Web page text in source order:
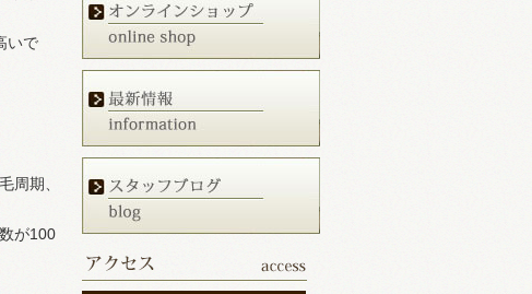
いで
周期、
が100